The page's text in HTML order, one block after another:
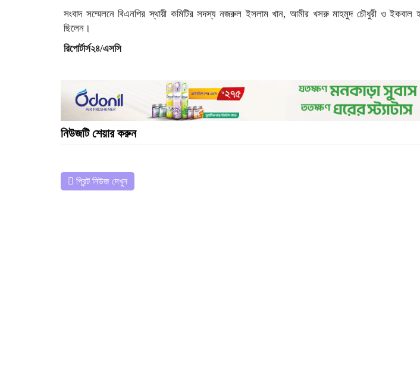
সংবাদ সম্মেলনে বিএনপির স্থায়ী কমিটির সদস্য নজরুল ইসলাম খান, আমীর খসরু মাহমুদ চৌধুরী ও ইকবাল
ছিলেন।
রিপোর্টার্স২৪/এসসি
নিউজটি শেয়ার করুন
প্রিন্ট নিউজ দেখুন